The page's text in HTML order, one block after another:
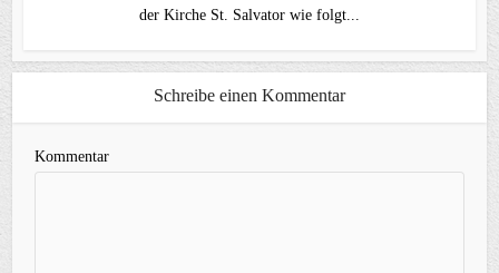
der Kirche St. Salvator wie folgt...
Schreibe einen Kommentar
Kommentar